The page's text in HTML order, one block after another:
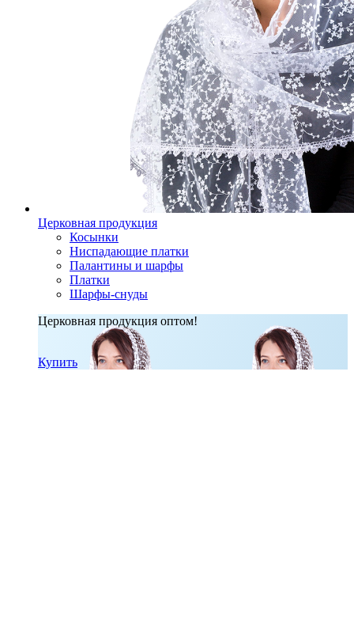
Церковная продукция
Косынки
Ниспадающие платки
Палантины и шарфы
Платки
Шарфы-снуды
Церковная продукция оптом!
Купить